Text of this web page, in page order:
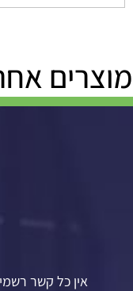
מוצרים
אין כל קשר רשמי בין